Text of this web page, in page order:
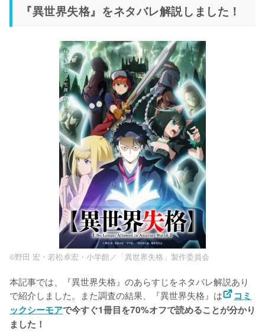
『異世界失格』をネタバレ解説しました！
©野田 宏・若松卓宏・小学館／「異世界失格」製作委員会
本記事では、『異世界失格』のあらすじをネタバレ解説あり
で紹介しました。また調査の結果、『異世界失格』は
コミ
ックシーモアで今すぐ1冊目を70%オフで読めることが分かり
ました！